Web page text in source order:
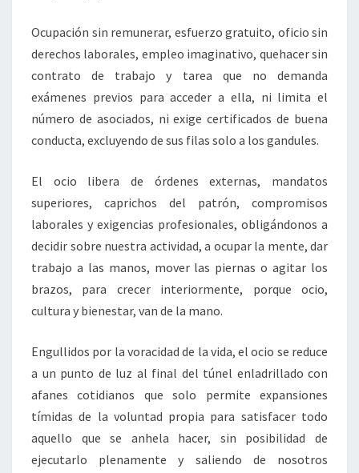
Ocupación sin remunerar, esfuerzo gratuito, oficio sin
derechos laborales, empleo imaginativo, quehacer sin
contrato de trabajo y tarea que no demanda
exámenes previos para acceder a ella, ni limita el
número de asociados, ni exige certificados de buena
conducta, excluyendo de sus filas solo a los gandules.
El ocio libera de órdenes externas, mandatos
superiores, caprichos del patrón, compromisos
laborales y exigencias profesionales, obligándonos a
decidir sobre nuestra actividad, a ocupar la mente, dar
trabajo a las manos, mover las piernas o agitar los
brazos, para crecer interiormente, porque ocio,
cultura y bienestar, van de la mano.
Engullidos por la voracidad de la vida, el ocio se reduce
a un punto de luz al final del túnel enladrillado con
afanes cotidianos que solo permite expansiones
tímidas de la voluntad propia para satisfacer todo
aquello que se anhela hacer, sin posibilidad de
ejecutarlo plenamente y saliendo de nosotros